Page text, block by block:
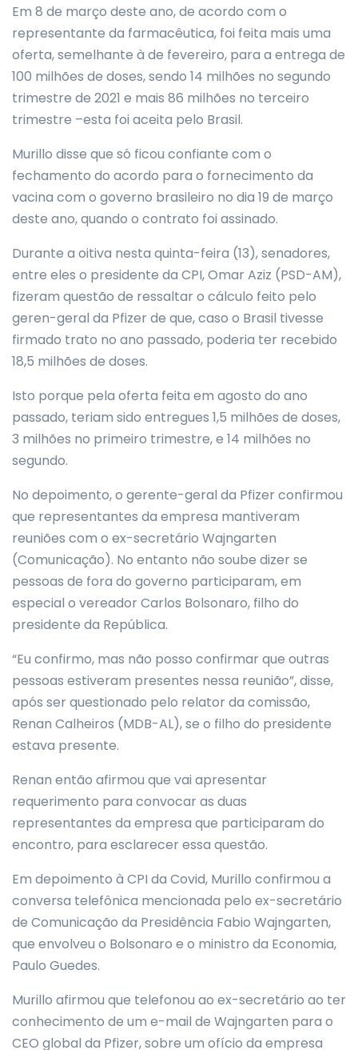
Em 8 de março deste ano, de acordo com o
representante da farmacêutica, foi feita mais uma
oferta, semelhante à de fevereiro, para a entrega de
100 milhões de doses, sendo 14 milhões no segundo
trimestre de 2021 e mais 86 milhões no terceiro
trimestre –esta foi aceita pelo Brasil.
Murillo disse que só ficou confiante com o
fechamento do acordo para o fornecimento da
vacina com o governo brasileiro no dia 19 de março
deste ano, quando o contrato foi assinado.
Durante a oitiva nesta quinta-feira (13), senadores,
entre eles o presidente da CPI, Omar Aziz (PSD-AM),
fizeram questão de ressaltar o cálculo feito pelo
geren-geral da Pfizer de que, caso o Brasil tivesse
firmado trato no ano passado, poderia ter recebido
18,5 milhões de doses.
Isto porque pela oferta feita em agosto do ano
passado, teriam sido entregues 1,5 milhões de doses,
3 milhões no primeiro trimestre, e 14 milhões no
segundo.
No depoimento, o gerente-geral da Pfizer confirmou
que representantes da empresa mantiveram
reuniões com o ex-secretário Wajngarten
(Comunicação). No entanto não soube dizer se
pessoas de fora do governo participaram, em
especial o vereador Carlos Bolsonaro, filho do
presidente da República.
“Eu confirmo, mas não posso confirmar que outras
pessoas estiveram presentes nessa reunião”, disse,
após ser questionado pelo relator da comissão,
Renan Calheiros (MDB-AL), se o filho do presidente
estava presente.
Renan então afirmou que vai apresentar
requerimento para convocar as duas
representantes da empresa que participaram do
encontro, para esclarecer essa questão.
Em depoimento à CPI da Covid, Murillo confirmou a
conversa telefônica mencionada pelo ex-secretário
de Comunicação da Presidência Fabio Wajngarten,
que envolveu o Bolsonaro e o ministro da Economia,
Paulo Guedes.
Murillo afirmou que telefonou ao ex-secretário ao ter
conhecimento de um e-mail de Wajngarten para o
CEO global da Pfizer, sobre um ofício da empresa